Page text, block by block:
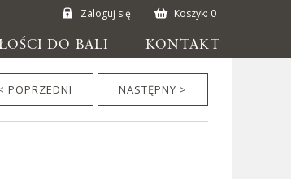
Zaloguj się Koszyk: 0
DO BALI KONTAKT
POPRZEDNI NASTĘPNY >